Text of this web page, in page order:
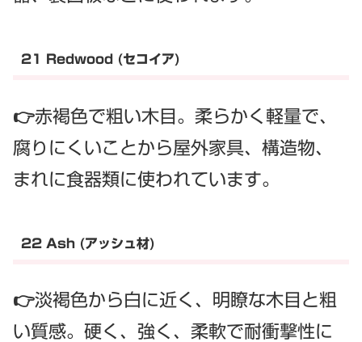
21 Redwood (セコイア)
👉赤褐色で粗い木目。柔らかく軽量で、
腐りにくいことから屋外家具、構造物、
まれに食器類に使われています。
22 Ash (アッシュ材)
👉淡褐色から白に近く、明瞭な木目と粗
い質感。硬く、強く、柔軟で耐衝撃性に